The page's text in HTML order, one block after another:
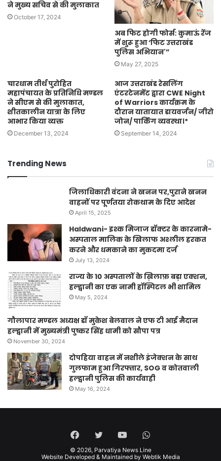
ने मुख्य सचिव से की मुलाकात
October 17, 2024
अब फिट होगी फोर्स: कुमाऊं रेंज
में शुरू हुआ ‘फिट उत्तराखंड
पुलिस अभियान'”
May 27, 2025
चारधाम तीर्थ पुरोहित
महापंचायत के प्रतिनिधि मण्डल
ने सीएम से की मुलाकात,
शीतकालीन यात्रा के लिए
आभार किया व्यक्त
December 13, 2024
आज उत्तराखंड रेसलिंग
एंटरटेनमेंट द्वारा CWE Night
of Warriors कार्यक्रम के
दौरान यातायात डायवर्जन/ जीरो
जोन/ पार्किंग व्यवस्था।*
September 14, 2024
Trending News
जिलाधिकारी वंदना ने खनन पर,पुराने खनन
वाहनों पर पूर्णतया रोकथाम के दिए आदेश
April 15, 2025
Haldwani- इश्क मिजाज डॉक्टर के कारनामे-
अस्पताल मालिक के खिलाफ अश्लील हरकत
करने और धमकाने का मुकदमा दर्ज
July 13, 2024
राज्य के 10 अस्पतालों के ख़िलाफ़ बड़ा एक्शन,
हल्द्वानी का एक नामी हॉस्पिटल भी शामिल
May 5, 2024
गौलापार मण्डल अध्यक्ष डॉ मुकेश बेलवाल ने एफ टी आई मैदान
हल्द्वानी में मुख्यमंत्री पुष्कर सिंह धामी को सौपा पत्र
November 30, 2024
दोपहिया वाहन में नशीले इंजेक्शन के साथ
गुलफाम हुआ गिरफ्तार, SOG व कोतवाली
हल्द्वानी पुलिस की कार्यवाही
May 16, 2024
Facebook
TwitterYouTubeWhatsApp
© 2026, Parvatiya News Line
Website Developed & Maintained by Webtik Media